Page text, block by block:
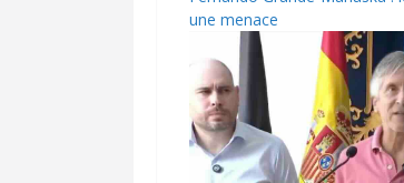
une menace